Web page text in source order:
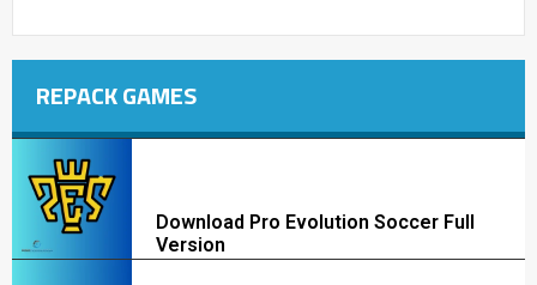
REPACK GAMES
Download Pro Evolution Soccer Full
Version